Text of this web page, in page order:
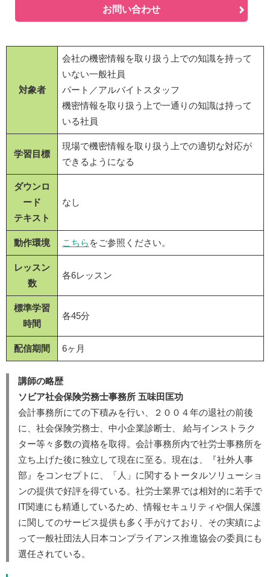
お問い合わせ
対象者
会社の機密情報を取り扱う上での知識を持って
いない一般社員
パート／アルバイトスタッフ
機密情報を取り扱う上で一通りの知識は持って
いる社員
学習目標
現場で機密情報を取り扱う上での適切な対応が
できるようになる
ダウンロ
ード
テキスト
なし
動作環境 こちら をご参照ください。
レッスン
数
各6レッスン
標準学習
時間
各45分
配信期間 6ヶ月
講師の略歴
ソビア社会保険労務士事務所 五味田匡功
会計事務所にての下積みを行い、２００４年の退社の前後
に、社会保険労務士、中小企業診断士、 給与インストラク
ター等々多数の資格を取得。会計事務所内で社労士事務所を
立ち上げた後に独立して現在に至る。現在は、『社外人事
部』をコンセプトに、「人」に関するトータルソリューショ
ンの提供で好評を得ている。社労士業界では相対的に若手で
IT関連にも精通しているため、情報セキュリティや個人保護
に関してのサービス提供も多く手がけており、その実績によ
って一般社団法人日本コンプライアンス推進協会の委員にも
選任されている。